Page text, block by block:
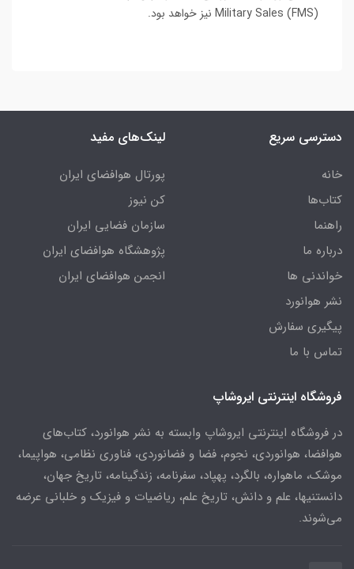
Military Sales (FMS) نیز خواهد بود.
دسترسی سریع
خانه
کتاب‌ها
راهنما
درباره ما
خواندنی ها
نشر هوانورد
پیگیری سفارش
تماس با ما
لینک‌های مفید
پورتال هوافضای ایران
کن نیوز
سازمان فضایی ایران
پژوهشگاه هوافضای ایران
انجمن هوافضای ایران
فروشگاه اینترنتی ایروشاپ
در فروشگاه اینترنتی ایروشاپ وابسته به نشر هوانورد، کتاب‌های
هوافضا، هوانوردی، نجوم، فضا و فضانوردی، فناوری نظامی، هواپیما،
موشک، ماهواره، بالگرد، پهپاد، سفرنامه، زندگینامه، تاریخ جهان،
دانستنیها، علم و دانش، تاریخ علم، ریاضیات و فیزیک و خلبانی عرضه
می‌شوند.